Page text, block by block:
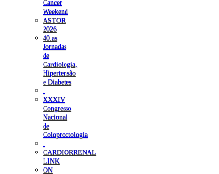
Cancer
Weekend
ASTOR
2026
40.as
Jornadas
de
Cardiologia,
Hipertensão
e Diabetes
XXXIV
Congresso
Nacional
de
Coloproctologia
CARDIORRENAL
LINK
ON